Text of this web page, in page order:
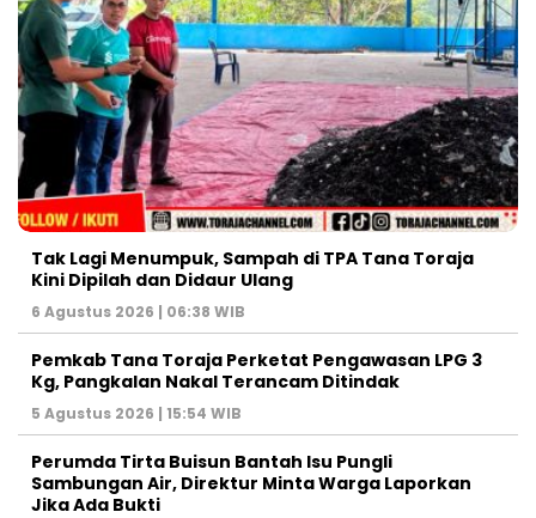
Tak Lagi Menumpuk, Sampah di TPA Tana Toraja
Kini Dipilah dan Didaur Ulang
6 Agustus 2026 | 06:38 WIB
Pemkab Tana Toraja Perketat Pengawasan LPG 3
Kg, Pangkalan Nakal Terancam Ditindak
5 Agustus 2026 | 15:54 WIB
Perumda Tirta Buisun Bantah Isu Pungli
Sambungan Air, Direktur Minta Warga Laporkan
Jika Ada Bukti